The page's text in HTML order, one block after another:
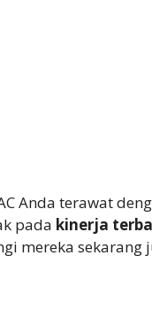
Anda terawat
pada kinerja
mereka sekarang